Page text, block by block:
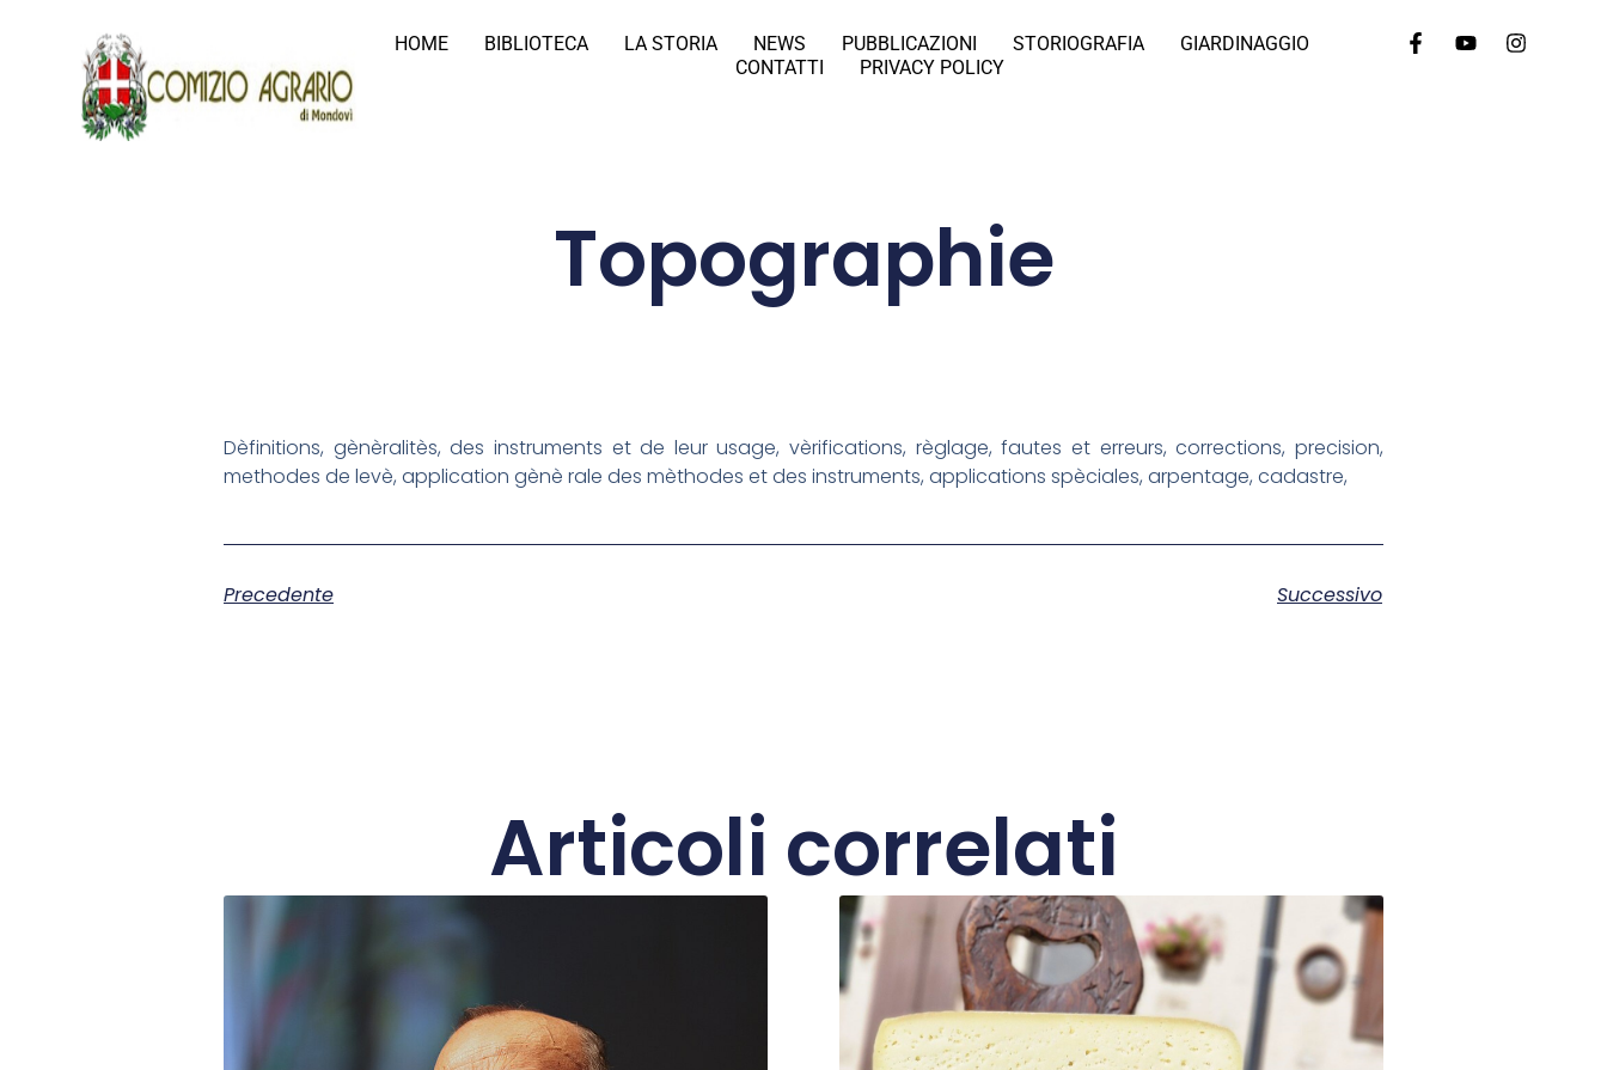
HOME BIBLIOTECA LA STORIA NEWS PUBBLICAZIONI STORIOGRAFIA
GIARDINAGGIO
CONTATTI
PRIVACY POLICY
Topographie
Dèfinitions, gènèralitès, des instruments et de leur usage, vèrifications, règlage, fautes et erreurs, corrections, precision,
methodes de levè, application gènè rale des mèthodes et des instruments, applications spèciales, arpentage, cadastre,
Precedente Successivo
Articoli correlati